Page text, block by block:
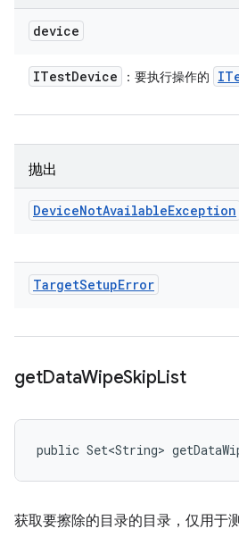
device
ITestDevice ：要执行操作的
抛出
DeviceNotAvailableException
TargetSetupError
getDataWipeSkipList
public Set<String>
获取要擦除的目录的目录，仅用于测